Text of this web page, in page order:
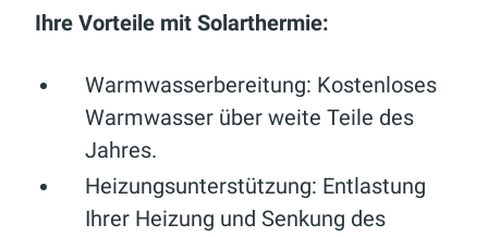
Ihre Vorteile mit Solarthermie:
Warmwasserbereitung: Kostenloses
Warmwasser über weite Teile des
Jahres.
Heizungsunterstützung: Entlastung
Ihrer Heizung und Senkung des